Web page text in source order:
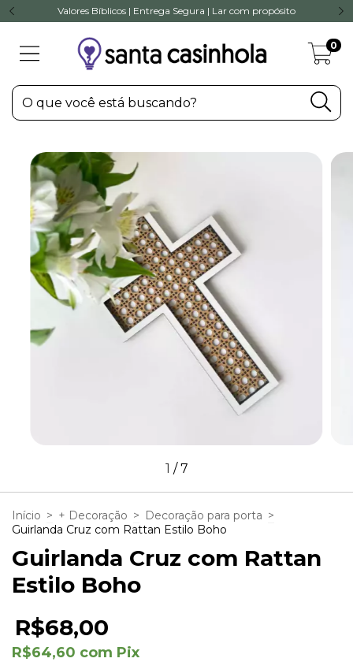
Valores Bíblicos | Entrega Segura | Lar com propósito
0
1 /7
Início > + Decoração > Decoração para porta >
Guirlanda Cruz com Rattan Estilo Boho
Guirlanda Cruz com Rattan
Estilo Boho
R$68,00
R$64,60 com Pix